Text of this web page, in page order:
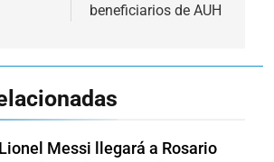
beneficiarios de AUH
Lionel Messi llegará a Rosario